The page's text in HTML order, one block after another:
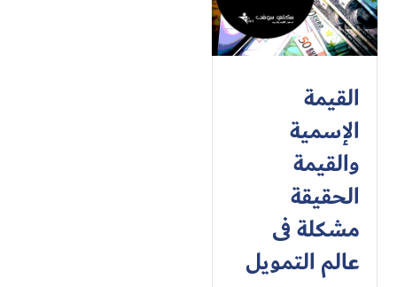
القيمة
الإسمية
والقيمة
الحقيقة
مشكلة فى
عالم التمويل